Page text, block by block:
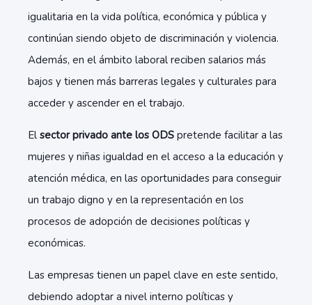
igualitaria en la vida política, económica y pública y
continúan siendo objeto de discriminación y violencia.
Además, en el ámbito laboral reciben salarios más
bajos y tienen más barreras legales y culturales para
acceder y ascender en el trabajo.
El sector privado ante los ODS pretende facilitar a las
mujeres y niñas igualdad en el acceso a la educación y
atención médica, en las oportunidades para conseguir
un trabajo digno y en la representación en los
procesos de adopción de decisiones políticas y
económicas.
Las empresas tienen un papel clave en este sentido,
debiendo adoptar a nivel interno políticas y